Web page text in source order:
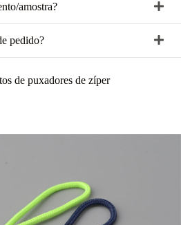
amostra?
pedido?
de puxadores de zíper